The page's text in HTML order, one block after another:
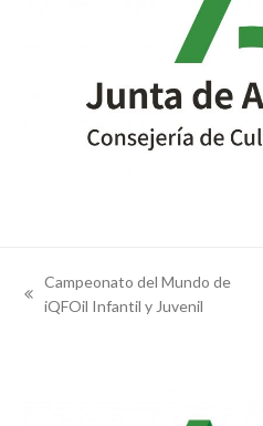
previous
Campeonato del Mundo de
iQFOil Infantil y Juvenil